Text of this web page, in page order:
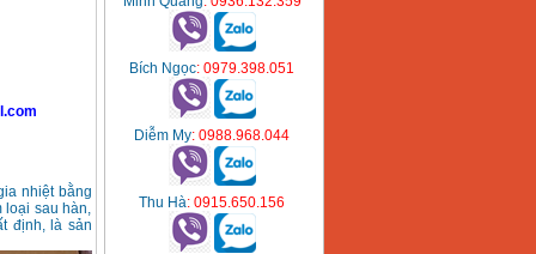
nhiệt bằng
loại sau hàn,
định, là sản
Bích Ngọc: 0979.398.051
Diễm My: 0988.968.044
Thu Hà: 0915.650.156